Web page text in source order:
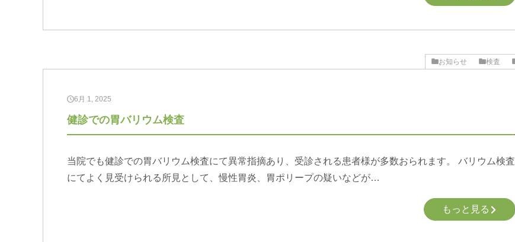
お知らせ 検査
6月 1, 2025
健診での胃バリウム検査
当院でも健診での胃バリウム検査にて異常指摘あり、受診される患者様が多数おられます。 バリウム検査
にてよく見受けられる所見として、慢性胃炎、胃ポリープの疑いなどが…
もっと見る